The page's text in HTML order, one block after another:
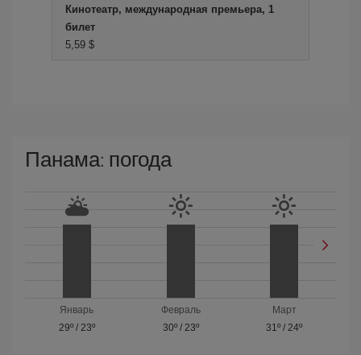
Кинотеатр, международная премьера, 1
билет
5,59 $
Панама: погода
Январь
29º/ 23º
Февраль
30º/ 23º
Март
31º / 24º